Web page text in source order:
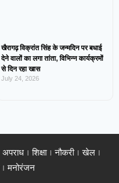
खैरागढ़ विक्रांत सिंह के जन्मदिन पर बधाई
देने वालों का लगा तांता, विभिन्न कार्यक्रमों
से दिन रहा खास
July 24, 2026
अपराध शिक्षा नौकरी
खेल
मनोरंजन